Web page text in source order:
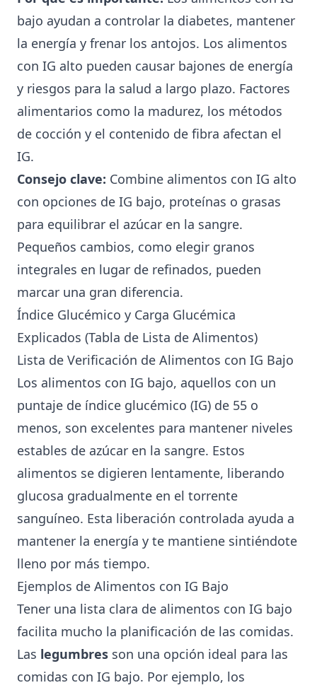
bajo ayudan a controlar la diabetes, mantener
la energía y frenar los antojos. Los alimentos
con IG alto pueden causar bajones de energía
y riesgos para la salud a largo plazo. Factores
alimentarios como la madurez, los métodos
de cocción y el contenido de fibra afectan el
IG.
Consejo clave: Combine alimentos con IG alto
con opciones de IG bajo, proteínas o grasas
para equilibrar el azúcar en la sangre.
Pequeños cambios, como elegir granos
integrales en lugar de refinados, pueden
marcar una gran diferencia.
Índice Glucémico y Carga Glucémica
Explicados (Tabla de Lista de Alimentos)
Lista de Verificación de Alimentos con IG Bajo
Los alimentos con IG bajo, aquellos con un
puntaje de índice glucémico (IG) de 55 o
menos, son excelentes para mantener niveles
estables de azúcar en la sangre. Estos
alimentos se digieren lentamente, liberando
glucosa gradualmente en el torrente
sanguíneo. Esta liberación controlada ayuda a
mantener la energía y te mantiene sintiéndote
lleno por más tiempo.
Ejemplos de Alimentos con IG Bajo
Tener una lista clara de alimentos con IG bajo
facilita mucho la planificación de las comidas.
Las legumbres son una opción ideal para las
comidas con IG bajo. Por ejemplo, los